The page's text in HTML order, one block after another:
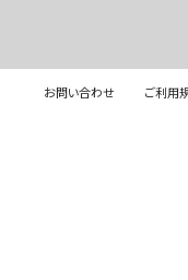
お問い合わせ ご利用